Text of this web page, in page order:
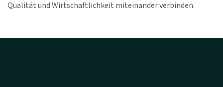
Qualität und Wirtschaftlichkeit miteinander verbinden.